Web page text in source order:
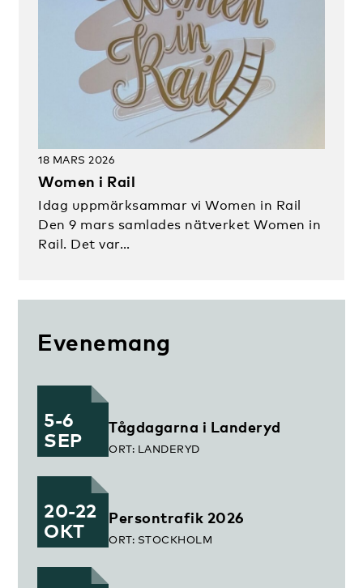
18 MARS 2026
Women i Rail
Idag uppmärksammar vi Women in Rail
Den 9 mars samlades nätverket Women in
Rail. Det var…
Evenemang
5-6
SEP
Tågdagarna i Landeryd
ORT: LANDERYD
20-22
OKT
Persontrafik 2026
ORT: STOCKHOLM